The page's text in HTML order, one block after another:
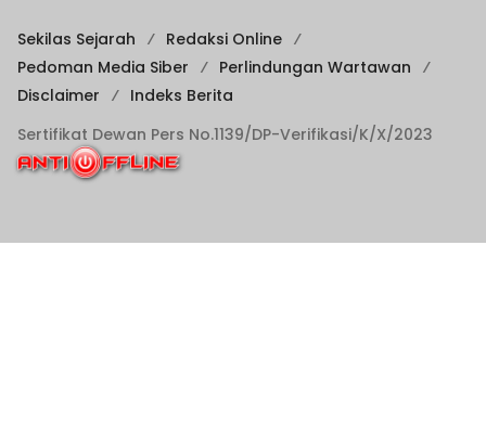
Sekilas Sejarah
Redaksi Online
Pedoman Media Siber
Perlindungan Wartawan
Disclaimer
Indeks Berita
Sertifikat Dewan Pers No.1139/DP-Verifikasi/K/X/2023